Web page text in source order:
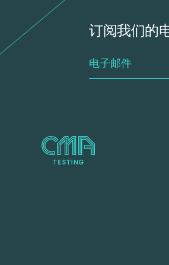
订阅我们的